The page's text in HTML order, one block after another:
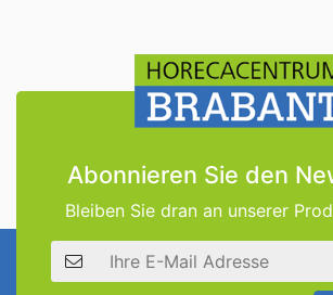
Abonnieren Sie den
Bleiben Sie dran an unserer
E-Mail Adresse